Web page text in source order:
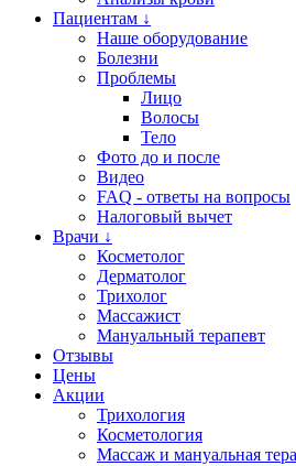
Пациентам ↓
Наше оборудование
Болезни
Проблемы
Лицо
Волосы
Тело
Фото до и после
Видео
FAQ - ответы на вопросы
Налоговый вычет
Врачи ↓
Косметолог
Дерматолог
Трихолог
Массажист
Мануальный терапевт
Отзывы
Цены
Акции
Трихология
Косметология
Массаж и мануальная